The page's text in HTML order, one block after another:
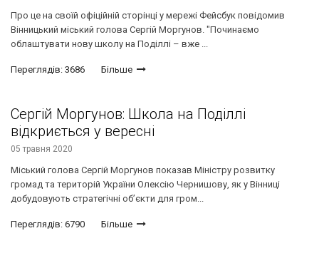
Про це на своїй офіційній сторінці у мережі Фейсбук повідомив
Вінницький міський голова Сергій Моргунов. "Починаємо
облаштувати нову школу на Поділлі – вже ...
Переглядів: 3686 Більше
Сергій Моргунов: Школа на Поділлі
відкриється у вересні
05 травня 2020
Міський голова Сергій Моргунов показав Міністру розвитку
громад та територій України Олексію Чернишову, як у Вінниці
добудовують стратегічні об’єкти для гром...
Переглядів: 6790 Більше